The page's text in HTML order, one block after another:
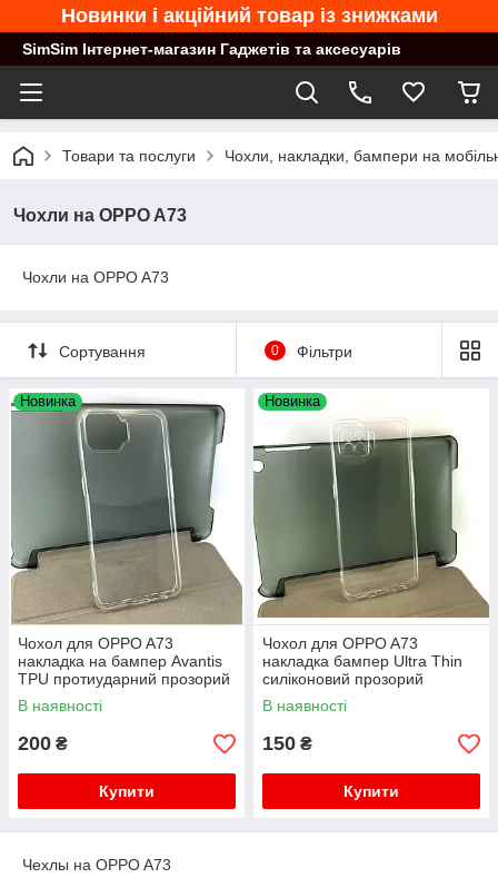
Новинки і акційний товар із знижками
SimSim Інтернет-магазин Гаджетів та аксесуарів
Товари та послуги Чохли, накладки, бампери на
Чохли на OPPO A73
Чохли на OPPO A73
Сортування 0 Фільтри
Новинка
Чохол для OPPO A73
накладка на бампер Avantis
TPU протиударний прозорий
силіконовий
В наявності
200 ₴
Купити
Новинка
Чохол для OPPO A73
накладка бампер Ultra Thin
силіконовий прозорий
В наявності
150 ₴
Купити
Чехлы на OPPO A73